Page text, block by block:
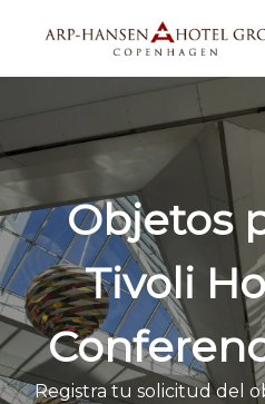
Objetos
Tivoli
Registra tu solicitud del